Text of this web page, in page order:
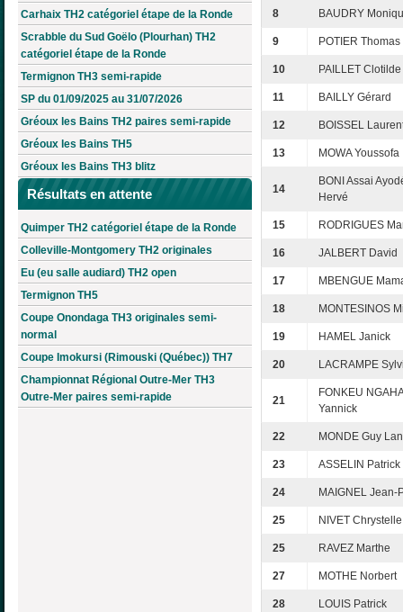
Carhaix TH2 catégoriel étape de la Ronde
Scrabble du Sud Goëlo (Plourhan) TH2
catégoriel étape de la Ronde
Termignon TH3 semi-rapide
SP du 01/09/2025 au 31/07/2026
Gréoux les Bains TH2 paires semi-rapide
Gréoux les Bains TH5
Gréoux les Bains TH3 blitz
Résultats en attente
Quimper TH2 catégoriel étape de la Ronde
Colleville-Montgomery TH2 originales
Eu (eu salle audiard) TH2 open
Termignon TH5
Coupe Onondaga TH3 originales semi-
normal
Coupe Imokursi (Rimouski (Québec)) TH7
Championnat Régional Outre-Mer TH3
Outre-Mer paires semi-rapide
8 BAUDRY
9 POTIER Thomas
10 PAILLET Clotilde
11 BAILLY Gérard
12 BOISSEL
13 MOWA Youssofa
14
BONI Assai
Hervé
15 RODRIGUES
16 JALBERT David
17 MBENGUE
18 MONTESINOS
19 HAMEL Janick
20 LACRAMPE
21
FONKEU
Yannick
22 MONDE Guy
23 ASSELIN Patrick
24 MAIGNEL Jean-
25 NIVET Chrystelle
25 RAVEZ Marthe
27 MOTHE Norbert
28 LOUIS Patrick